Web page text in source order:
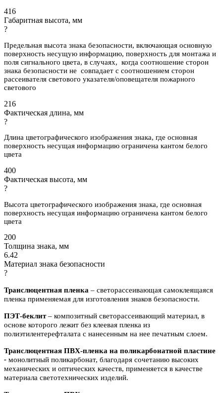
416
Габаритная высота, мм
?
Предельная высота знака безопасности, включающая основную
поверхность несущую информацию, поверхность для монтажа и
поля сигнального цвета, в случаях, когда соотношение сторон
знака безопасности не совпадает с соотношением сторон
рассеивателя светового указателя/оповещателя пожарного
светового
216
Фактическая длина, мм
?
Длина цветографического изображения знака, где основная
поверхность несущая информацию ограничена кантом белого
цвета
400
Фактическая высота, мм
?
Высота цветографического изображения знака, где основная
поверхность несущая информацию ограничена кантом белого
цвета
200
Толщина знака, мм
6.42
Материал знака безопасности
?
Транслюцентная пленка – светорассеивающая самоклеящаяся
пленка применяемая для изготовления знаков безопасности.
ПЭТ-беклит– композитный светорассеивающий материал, в
основе которого лежит без клеевая пленка из
полиэтилентерефталата с нанесенным на нее печатным слоем.
Транслюцентная ПВХ-пленка на поликарбонатной пластине
- монолитный поликарбонат, благодаря сочетанию высоких
механических и оптических качеств, применяется в качестве
материала светотехнических изделий.